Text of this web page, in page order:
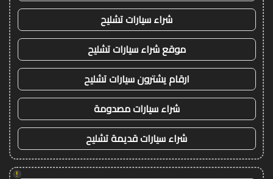
شراء سيارات تشليح
موقع شراء سيارات تشليح
ارقام يشترون سيارات تشليح
شراء سيارات مصدومة
شراء سيارات قديمة تشليح
!